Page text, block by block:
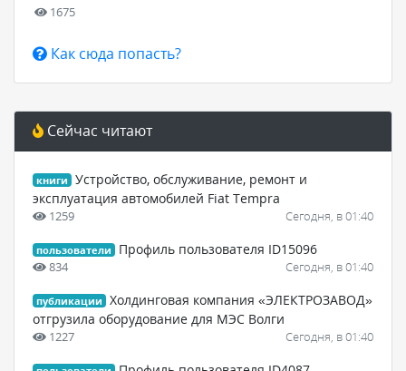
1675
Как сюда попасть?
Сейчас читают
книги
Устройство, обслуживание, ремонт и
эксплуатация автомобилей Fiat Tempra
1259 Сегодня, в 01:40
пользователи Профиль пользователя ID15096
834 Сегодня, в 01:40
публикации
Холдинговая компания «ЭЛЕКТРОЗАВОД»
отгрузила оборудование для МЭС Волги
1227 Сегодня, в 01:40